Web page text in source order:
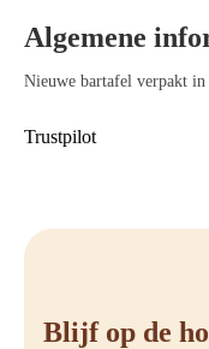
Algemene
Nieuwe bartafel verpakt in
Trustpilot
Blijf op de